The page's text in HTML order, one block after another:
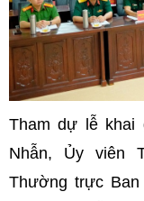
Tham dự lễ khai
Nhẫn, Ủy viên
Thường trực Ban